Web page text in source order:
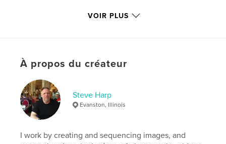
Date de publication:
Langue English
Mots-clés
Africa , photography , Rimbaud
VOIR PLUS
À propos du créateur
Steve Harp
Evanston, Illinois
I work by creating and sequencing images, and